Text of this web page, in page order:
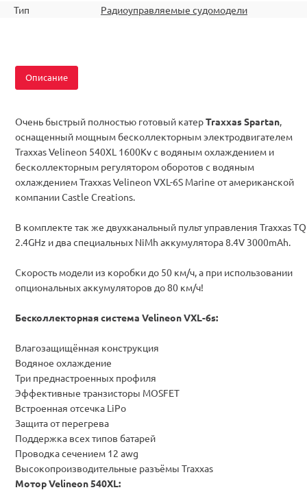
Тип
Радиоуправляемые судомодели
Описание
Очень быстрый полностью готовый катерTraxxas Spartan
оснащенный мощным бесколлекторным электродвигателем
Traxxas Velineon 540XL 1600Kv с водяным охлаждением и
бесколлекторным регулятором оборотов с водяным
охлаждением Traxxas Velineon VXL-6S Marine от американской
компании Castle Creations.
В комплекте так же двухканальный пульт управления Traxxas TQ
2.4GHz и два специальных NiMh аккумулятора 8.4V 3000mAh.
Скорость модели из коробки до 50 км/ч, а при использовании
опциональных аккумуляторов до 80 км/ч!
Бесколлекторная система Velineon VXL-6s:
Влагозащищённая конструкция
Водяное охлаждение
Три преднастроенных профиля
Эффективные транзисторы MOSFET
Встроенная отсечка LiPo
Защита от перегрева
Поддержка всех типов батарей
Проводка сечением 12 awg
Высокопроизводительные разъёмы Traxxas
Мотор Velineon 540XL: